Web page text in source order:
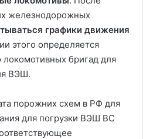
железнодорожных
графики движения
этого определяется
бригад для
ВЭШ.
порожних схем в РФ для
для погрузки ВЭШ ВС